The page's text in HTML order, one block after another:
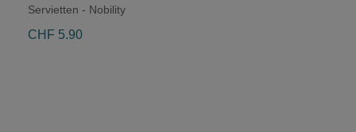
Servietten - Nobility
CHF 5.90